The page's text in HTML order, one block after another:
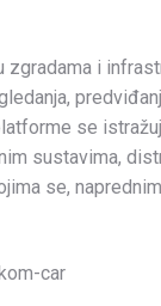
i
se
sustavima,
se,